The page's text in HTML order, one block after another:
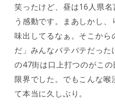
笑ったけど、昼は16人県
う感動です。まあしかし
味出してるなぁ。そこから
だ」みんなバテバテだった
の47街は口上打つのがこ
限界でした。でもこんな喉
て本当に久しぶり。